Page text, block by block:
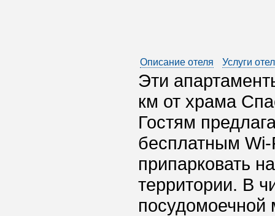
Описание отеля Услуги
Эти
км от храма
Гостям
бесплатным
припарковать
территории. В
посудомоечной